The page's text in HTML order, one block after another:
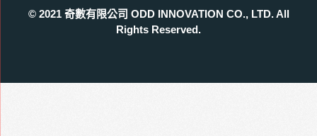
© 2021 奇數有限公司 ODD INNOVATION CO., LTD. All
Rights Reserved.